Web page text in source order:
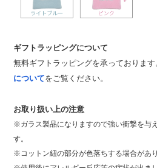
ギフトラッピングについて
無料ギフトラッピングを承っております
についてをご覧ください。
お取り扱い上の注意
※ガラス製品になりますので強い衝撃を与
す。
※コットン紐の部分が色落ちする場合があ